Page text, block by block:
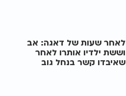
לאחר שעות של דאגה: אב
וששת ילדיו אותרו לאחר
שאיבדו קשר בנחל גוב